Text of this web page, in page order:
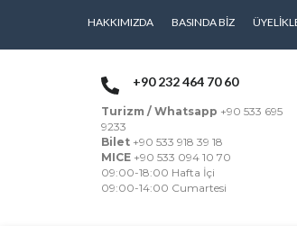
HAKKIMIZDA BASINDA BIZ
+90 232 464 70 60
Turizm / Whatsapp +90 533 695
9233
Bilet +90 533 918 39 18
MICE +90 533 094 10 70
09:00-18:00 Hafta İçi
09:00-14:00 Cumartesi